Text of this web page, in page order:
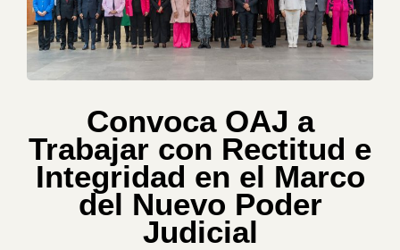
Convoca OAJ a
Trabajar con Rectitud e
Integridad en el Marco
del Nuevo Poder
Judicial